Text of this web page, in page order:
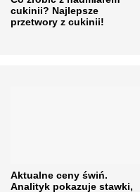
cukinii? Najlepsze
przetwory z cukinii!
Aktualne ceny świń.
Analityk pokazuje stawki,